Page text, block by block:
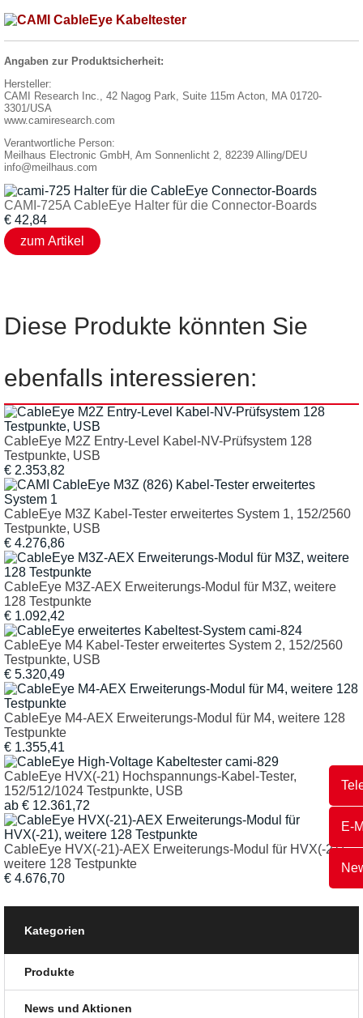
E-
Angaben zur Produktsicherheit:
Hersteller:
CAMI Research Inc., 42 Nagog Park, Suite 115m Acton, MA 01720-
3301/USA
www.camiresearch.com
Verantwortliche Person:
Meilhaus Electronic GmbH, Am Sonnenlicht 2, 82239 Alling/DEU
info@meilhaus.com
CAMI-725A CableEye Halter für die Connector-Boards
€ 42,84
Diese Produkte könnten Sie
ebenfalls interessieren:
CableEye M2Z Entry-Level Kabel-NV-Prüfsystem 128
Testpunkte, USB
€ 2.353,82
CableEye M3Z Kabel-Tester erweitertes System 1, 152/2560
Testpunkte, USB
€ 4.276,86
CableEye M3Z-AEX Erweiterungs-Modul für M3Z, weitere
128 Testpunkte
€ 1.092,42
CableEye M4 Kabel-Tester erweitertes System 2, 152/2560
Testpunkte, USB
€ 5.320,49
CableEye M4-AEX Erweiterungs-Modul für M4, weitere 128
Testpunkte
€ 1.355,41
CableEye HVX(-21) Hochspannungs-Kabel-Tester,
152/512/1024 Testpunkte, USB
ab € 12.361,72
CableEye HVX(-21)-AEX Erweiterungs-Modul für HVX(-21),
weitere 128 Testpunkte
€ 4.676,70
Kategorien
Produkte
News und Aktionen